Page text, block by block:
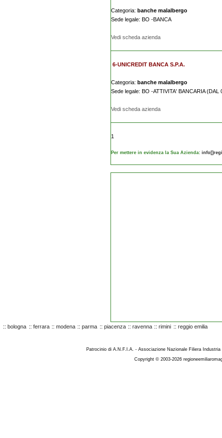
Categoria: banche malalbergo
Sede legale: BO -BANCA
Vedi scheda azienda
6-UNICREDIT BANCA S.P.A.
Categoria: banche malalbergo
Sede legale: BO -ATTIVITA' BANCARIA (DAL
Vedi scheda azienda
1
Per mettere in evidenza la Sua Azienda:
:: bologna :: ferrara :: modena :: parma :: piacenza :: ravenna :: rimini :: reggio emilia
Patrocinio di A.N.F.I.A. - Associazione Nazionale Filiera
Copyright © 2003-2026